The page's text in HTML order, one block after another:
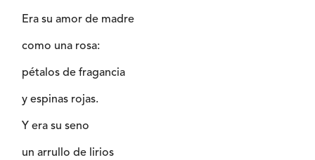
Era su amor de madre
como una rosa:
pétalos de fragancia
y espinas rojas.
Y era su seno
un arrullo de lirios